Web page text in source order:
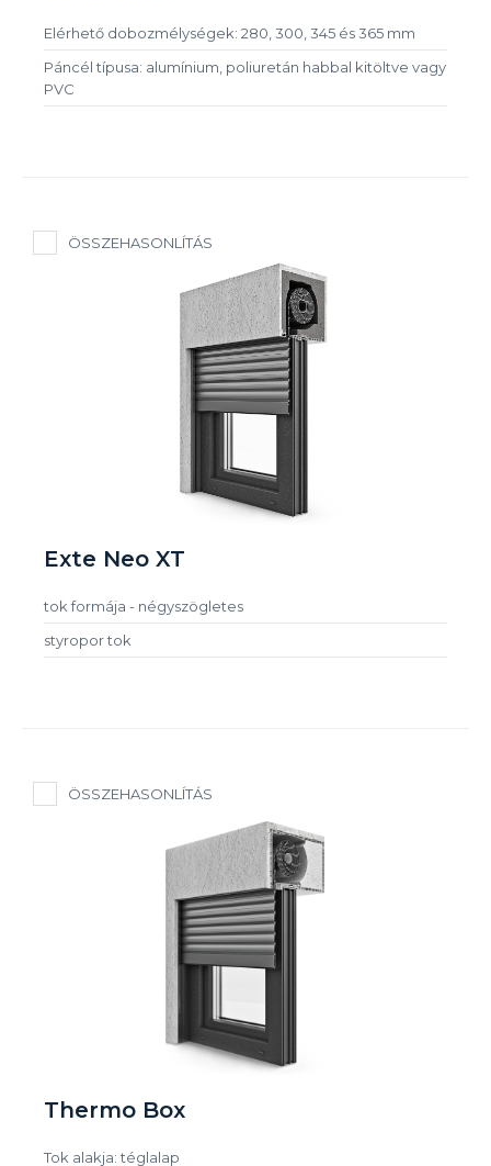
Elérhető dobozmélységek: 280, 300, 345 és 365 mm
Páncél típusa: alumínium, poliuretán habbal kitöltve vagy
PVC
ÖSSZEHASONLÍTÁS
Exte Neo XT
tok formája - négyszögletes
styropor tok
ÖSSZEHASONLÍTÁS
Thermo Box
Tok alakja: téglalap